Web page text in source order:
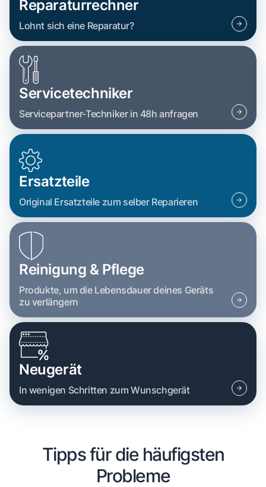
Reparaturrechner
Lohnt sich eine Reparatur?
Servicetechniker
Servicepartner-Techniker in 48h anfragen
Ersatzteile
Original Ersatzteile zum selber Reparieren
Reinigung & Pflege
Produkte, um die Lebensdauer deines Geräts
zu verlängern
Neugerät
In wenigen Schritten zum Wunschgerät
Tipps für die häufigsten
Probleme